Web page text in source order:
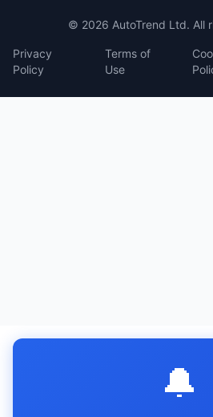
© 2026 AutoTrend Ltd. All
Privacy
Policy
Terms of
Use
🔔